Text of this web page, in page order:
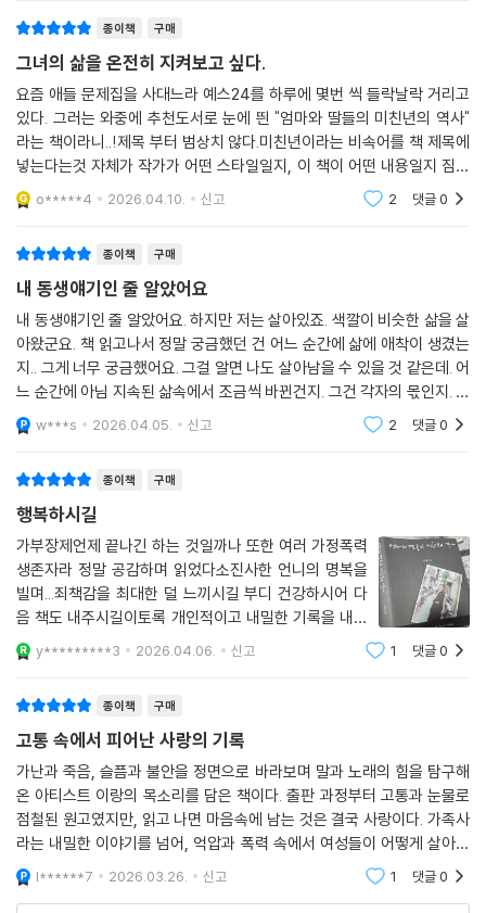
출 수 없다” “가족과 죽음에 대해 이렇게 솔직하게 쓰는 책은 드물다” 등의
찬사를 받았다. 초판 5천 부가 수일 만에 소진되어 중쇄를 거듭 찍었다. 한
는 것을 조건으로 발간이 결정됐다. 문화와 언어를 넘어, 가족 안에서 상처
받고, 혼자서 아파본 적 있는 사람들이 이 책을 꼭 읽어야 할 이유다.
소리 내어 부르고 말하면 된다
나는, 이 책을 읽고 비로소 이랑을 사랑하게 되었다.
_김하나(작가, 〈여둘톡〉 팟캐스터)
딸을 ‘감정 쓰레기통’으로 보는 엄마와 폭력적인 아빠 사이에서 크게 소리
내거나 우는 일은 금기였다. 18세의 나이로 도망치듯 집을 떠났을 때, 혼자
가 되어 처음 한 일은 ‘큰 소리로 울기’였다. 지금 느끼는 감정이 무엇인지
가르쳐줄 사람도, 공유할 사람도 없던 이랑은 혼자만의 이름 짓기를 시작
극한의 스트레스 상황에서 발현된 ‘정신이 붕붕 떠오르는 기분’,
숨을 쉬어도 숨이 들어가지 않아 ‘너무 쫀쫀한 목폴라를 입고 있는 기분’,
서 있을 수 없는 정도로 ‘땅이 울렁거리는 기분’.
_‘몸이 기억하는 장면들’ 중에서
이름 모를 감정들을 들여다보기 위해 시작한 혼잣말은 어느 날부터인가 노
간단히 대답했다고 한다. “소리 내어 부르고 말하면 된다.” 이랑은 혼잣말
이 기도와 닮았다고 생각한다.
감정에 정확한 이름을 붙이려면, 우선 가슴속에 쌓여 있던 감정을 끄집어
내야 한다. 이랑은 자신의 약한 모습을 숨기지 않는다. 애써서 자신의 약함
과 슬픔을 정면으로 바라보고, 아주 섬세한 문장과 표현으로 기록한다.
한 사람 안에 이렇게 많은 고통과 사랑이 있다가
종이책 구매
그녀의 삶을 온전히 지켜보고 싶다.
요즘 애들 문제집을 사대느라 예스24를 하루에 몇번 씩 들락날락 거리고
있다. 그러는 와중에 추천도서로 눈에 띈 "엄마와 딸들의 미친년의 역사"
라는 책이라니..!제목 부터 범상치 않다.미친년이라는 비속어를 책 제목에
넣는다는것 자체가 작가가 어떤 스타일일지, 이 책이 어떤 내용일지 짐작
할 수 있었다랄까, 배송이 도착하고 퇴근을 하는 발걸음이 설렜다. 편한 옷
으로 갈아입고는
o*****4 2026.04.10. 신고 2 댓글0
종이책 구매
내 동생얘기인 줄 알았어요
내 동생얘기인 줄 알았어요. 하지만 저는 살아있죠. 색깔이 비슷한 삶을 살
아왔군요. 책 읽고나서 정말 궁금했던 건 어느 순간에 삶에 애착이 생겼는
지.. 그게 너무 궁금했어요. 그걸 알면 나도 살아남을 수 있을 것 같은데. 어
느 순간에 아님 지속된 삶속에서 조금씩 바뀐건지. 그건 각자의 몫인지. 난
아직 이랑이 했던 질문속에 머물고 있네요. 이랑은 이제 뭐라고 답을 할 수
있나요.
w***s 2026.04.05. 신고 2 댓글0
종이책 구매
행복하시길
가부장제언제 끝나긴 하는 것일까나 또한 여러 가정폭력
생존자라 정말 공감하며 읽었다소진사한 언니의 명복을
빌며...죄책감을 최대한 덜 느끼시길 부디 건강하시어 다
음 책도 내주시길이토록 개인적이고 내밀한 기록을 내어
주신 이랑님께 감사드립니다
y*********3 2026.04.06. 신고 1 댓글0
종이책 구매
고통 속에서 피어난 사랑의 기록
가난과 죽음, 슬픔과 불안을 정면으로 바라보며 말과 노래의 힘을 탐구해
온 아티스트 이랑의 목소리를 담은 책이다. 출판 과정부터 고통과 눈물로
점철된 원고였지만, 읽고 나면 마음속에 남는 것은 결국 사랑이다. 가족사
라는 내밀한 이야기를 넘어, 억압과 폭력 속에서 여성들이 어떻게 살아내
고 서로를 붙들었는지를 기록한다. 이랑은 자신의 약함과 슬픔을 숨기지
않고 드러내며, 그
l******7 2026.03.26. 신고 1 댓글0